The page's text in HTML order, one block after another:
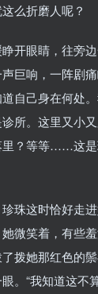
么折磨人呢？
开眼睛，往旁
巨响，一阵剧
自己身在何处
诊所。这里又小
里？等等……这
珠这时恰好走
微笑着，有些
拨她那红色的
。“我知道这不